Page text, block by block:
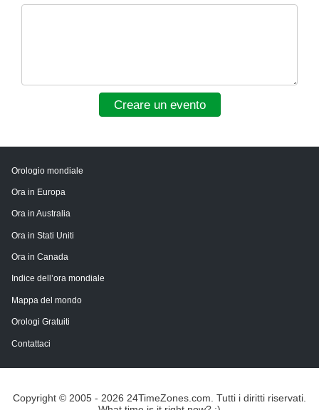
Creare un evento
Orologio mondiale
Ora in Europa
Ora in Australia
Ora in Stati Uniti
Ora in Canada
Indice dell’ora mondiale
Mappa del mondo
Orologi Gratuiti
Contattaci
Copyright © 2005 - 2026 24TimeZones.com. Tutti i diritti riservati.